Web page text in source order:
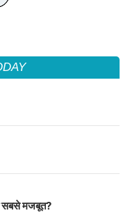
सबसे मजबूत?